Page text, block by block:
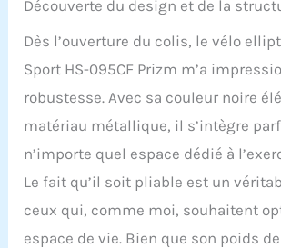
Noir
articulations.
optimiser votre
entraînement,
ordinateur sur
de fitness. Il
programme
surveillance de
fréquence
mesure de la
corporelle.
Découverte du design et de la
Dès l’ouverture du colis, le vélo
Sport HS-095CF Prizm m’a
robustesse. Avec sa couleur noire
matériau métallique, il s’intègre
n’importe quel espace dédié à
Le fait qu’il soit pliable est un
ceux qui, comme moi, souhaitent
espace de vie. Bien que son poids